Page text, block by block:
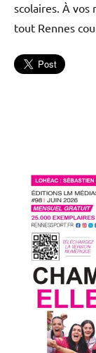
scolaires. À vos
tout Rennes